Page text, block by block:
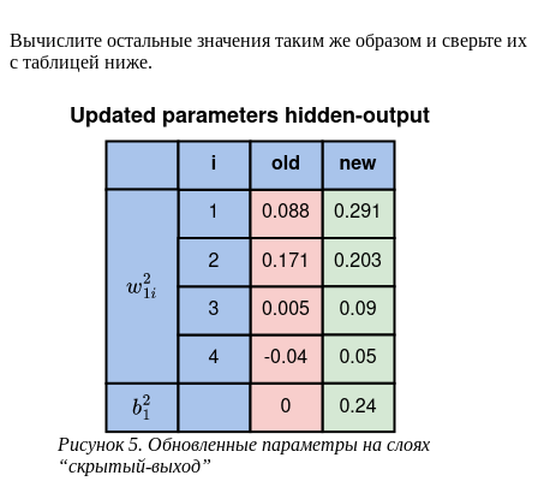
Вычислите остальные значения таким же образом и сверьте их
с таблицей ниже.
Рисунок 5. Обновленные параметры на слоях
“скрытый-выход”